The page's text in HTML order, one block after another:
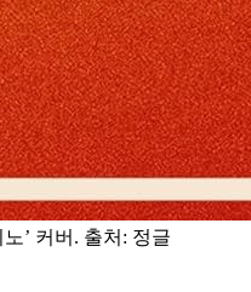
’ 커버. 출처: 정글